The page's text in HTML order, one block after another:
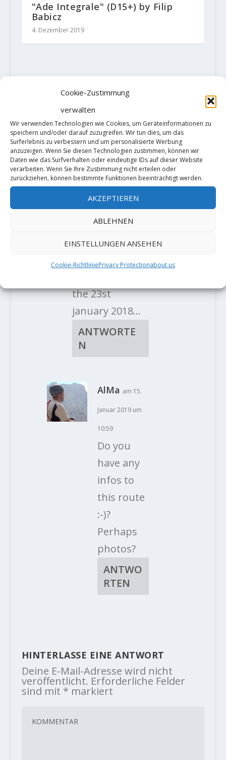
Cookie-Zustimmung
verwalten
Wir verwenden Technologien wie Cookies, um Geräteinformationen zu
speichern und/oder darauf zuzugreifen. Wir tun dies, um das
Surferlebnis zu verbessern und um personalisierte Werbung
anzuzeigen. Wenn Sie diesen Technologien zustimmen, können wir
Daten wie das Surfverhalten oder eindeutige IDs auf dieser Website
verarbeiten. Wenn Sie Ihre Zustimmung nicht erteilen oder
zurückziehen, können bestimmte Funktionen beeinträchtigt werden.
AKZEPTIEREN
ABLEHNEN
EINSTELLUNGEN ANSEHEN
Cookie-RichtliniePrivacy Protectionabout us
"Ade Integrale" (D15+) by Filip
Babicz
4. Dezember 2019
2 KOMMENTARE
Philippe poulet
am 14. Januar 2019 um
19:42
Don’t forget
also the first
european D16
„Oświecenie“ (in
Poland) by Filip
Babicz
the 23st
january 2018…
ANTWORTE
N
AlMa am 15.
Januar 2019 um
10:59
Do you
have any
infos to
this route
:-)?
Perhaps
photos?
ANTWO
RTEN
HINTERLASSE EINE ANTWORT
Deine E-Mail-Adresse wird nicht
veröffentlicht. Erforderliche Felder
sind mit * markiert